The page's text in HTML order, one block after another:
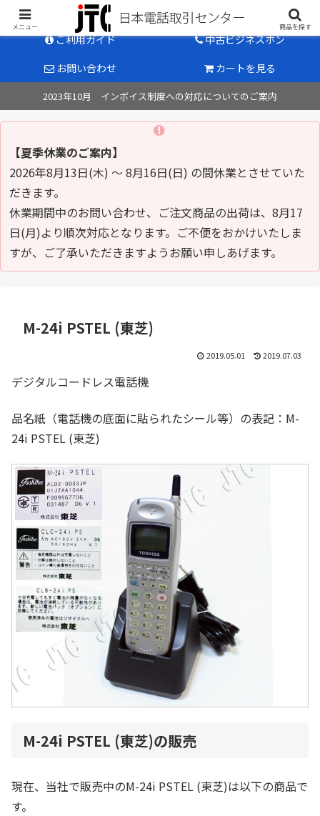
中古ビジネスホン販売のパイオニア
ご利用ガイド
中古ビジネスホン
お問い合わせ
カートを見る
2023年10月 インボイス制度への対応についてのご案内
【夏季休業のご案内】
2026年8月13日(木) ～ 8月16日(日) の間休業とさせていた
だきます。
休業期間中のお問い合わせ、ご注文商品の出荷は、8月17
日(月)より順次対応となります。ご不便をおかけいたしま
すが、ご了承いただきますようお願い申しあげます。
M-24i PSTEL (東芝)
2019.05.01 2019.07.03
デジタルコードレス電話機
品名紙（電話機の底面に貼られたシール等）の表記：M-
24i PSTEL (東芝)
M-24i PSTEL (東芝)の販売
現在、当社で販売中のM-24i PSTEL (東芝)は以下の商品で
す。
メニュー 商品を探す